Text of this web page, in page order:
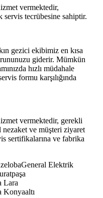
vermektedir,
servis tecrübesine sahiptir.
gezici ekibimiz en kısa
giderir. Mümkün
hızlı müdahale
formu karşılığında
vermektedir, gerekli
ve müşteri ziyaret
sertifikalarına ve fabrika
Elektrik
Lara
Konyaaltı